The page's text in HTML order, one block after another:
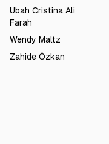
Ubah Cristina Ali
Farah
Wendy Maltz
Zahide Özkan